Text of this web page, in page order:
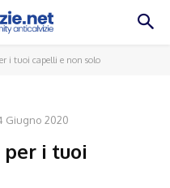
i tuoi capelli e non solo
Giugno 2020
per i tuoi